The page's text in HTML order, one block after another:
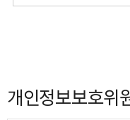
개인정보보호위